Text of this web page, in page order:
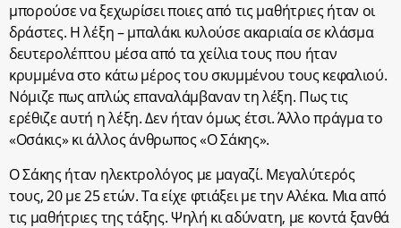
μπορούσε να ξεχωρίσει ποιες από τις μαθήτριες ήταν οι
δράστες. Η λέξη – μπαλάκι κυλούσε ακαριαία σε κλάσμα
δευτερολέπτου μέσα από τα χείλια τους που ήταν
κρυμμένα στο κάτω μέρος του σκυμμένου τους κεφαλιού.
Νόμιζε πως απλώς επαναλάμβαναν τη λέξη. Πως τις
ερέθιζε αυτή η λέξη. Δεν ήταν όμως έτσι. Άλλο πράγμα το
«Οσάκις» κι άλλος άνθρωπος «Ο Σάκης».
Ο Σάκης ήταν ηλεκτρολόγος με μαγαζί. Μεγαλύτερός
τους, 20 με 25 ετών. Τα είχε φτιάξει με την Αλέκα. Μια από
τις μαθήτριες της τάξης. Ψηλή κι αδύνατη, με κοντά ξανθά